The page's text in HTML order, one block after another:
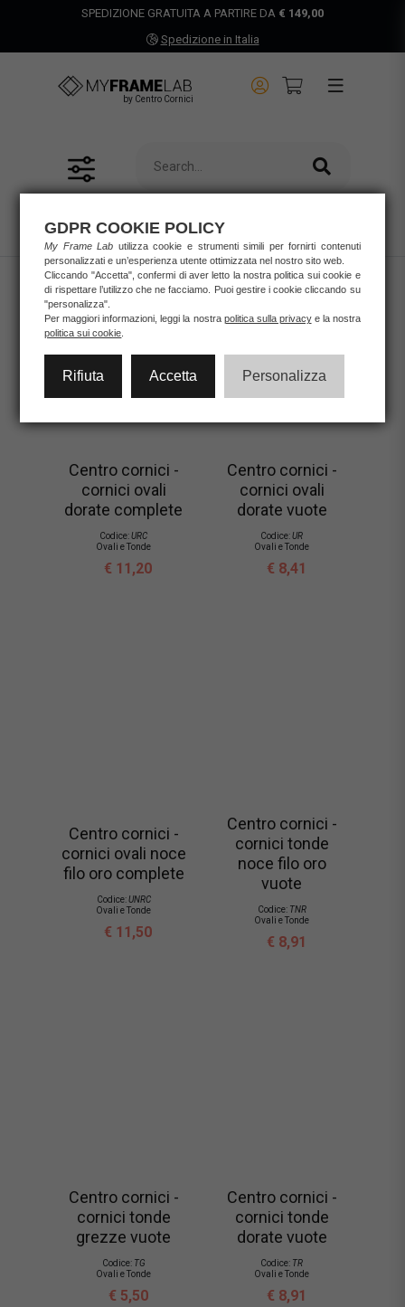
SPEDIZIONE GRATUITA A PARTIRE DA € 149,00
Spedizione in Italia
by Centro Cornici
Centro cornici -
cornici ovali
dorate complete
Codice:URC
Ovali e Tonde
€ 11,20
Centro cornici -
cornici ovali
dorate vuote
Codice:UR
Ovali e Tonde
€ 8,41
Centro cornici -
cornici ovali noce
filo oro complete
Codice:UNRC
Ovali e Tonde
€ 11,50
Centro cornici -
cornici tonde
noce filo oro
vuote
Codice: TNR
Ovali e Tonde
€ 8,91
Centro cornici -
cornici tonde
grezze vuote
Codice: TG
Ovali e Tonde
€ 5,50
Centro cornici -
cornici tonde
dorate vuote
Codice: TR
Ovali e Tonde
€ 8,91
GDPR COOKIE POLICY
My Frame Lab utilizza cookie e strumenti simili per fornirti contenuti
personalizzati e un’esperienza utente ottimizzata nel nostro sito web.
Cliccando "Accetta", confermi di aver letto la nostra politica sui cookie e
di rispettare l’utilizzo che ne facciamo. Puoi gestire i cookie cliccando su
"personalizza".
Per maggiori informazioni, leggi la nostra politica sulla privacye la nostra
politica sui cookie
Rifiuta Accetta Personalizza